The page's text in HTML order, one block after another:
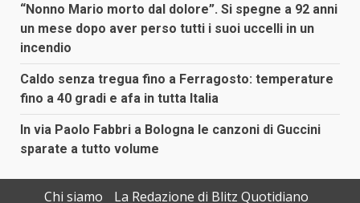
“Nonno Mario morto dal dolore”. Si spegne a 92 anni
un mese dopo aver perso tutti i suoi uccelli in un
incendio
Caldo senza tregua fino a Ferragosto: temperature
fino a 40 gradi e afa in tutta Italia
In via Paolo Fabbri a Bologna le canzoni di Guccini
sparate a tutto volume
Chi siamo La Redazione di Blitz Quotidiano